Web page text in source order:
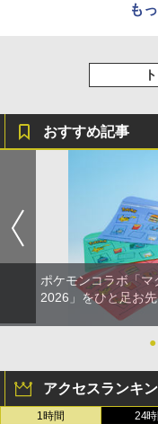
も
おすすめ記事
ポケモンコラボ「
2026」をひと足お
●
アクセスランキ
1時間 24